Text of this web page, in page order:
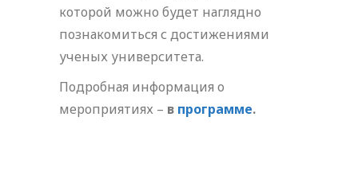
которой можно будет наглядно
познакомиться с достижениями
ученых университета.
Подробная информация о
мероприятиях – в программе.